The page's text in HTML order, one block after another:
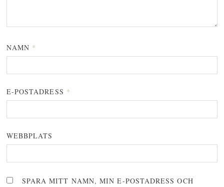
NAMN *
E-POSTADRESS *
WEBBPLATS
SPARA MITT NAMN, MIN E-POSTADRESS OCH